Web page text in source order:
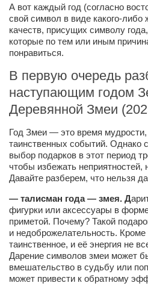
Актёры
Валентин Бурый
Артём Мяус
Александра Сокол
Барды
Владимир Айзенберг
Игорь Добровольский
Ольга Козаченко
Оксана Скоробагатская
Александра Скорук
Евгений Полюхович
Ольга Чикина
Бизнес-партнёры
Здоровье
А вот каждый год (согласно
свой символ в виде какого-либо
качеств, присущих символу
которые по тем или иным
понравиться.
В первую очередь
наступающим годом
Деревянной Змеи
Год Змеи — это время мудрости,
таинственных событий. Однако
выбор подарков в этот период
чтобы избежать неприятностей,
Давайте разберем, что нельзя
— талисман года — змея. Д
фигурки или аксессуары в
приметой. Почему? Такой
и недоброжелательность.
таинственное, и её энергия не
Дарение символов змеи может
вмешательство в судьбу или
может привести к обратному